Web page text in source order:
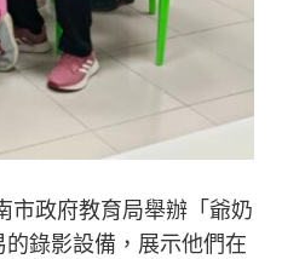
市政府教育局舉辦「爺奶
錄影設備，展示他們在